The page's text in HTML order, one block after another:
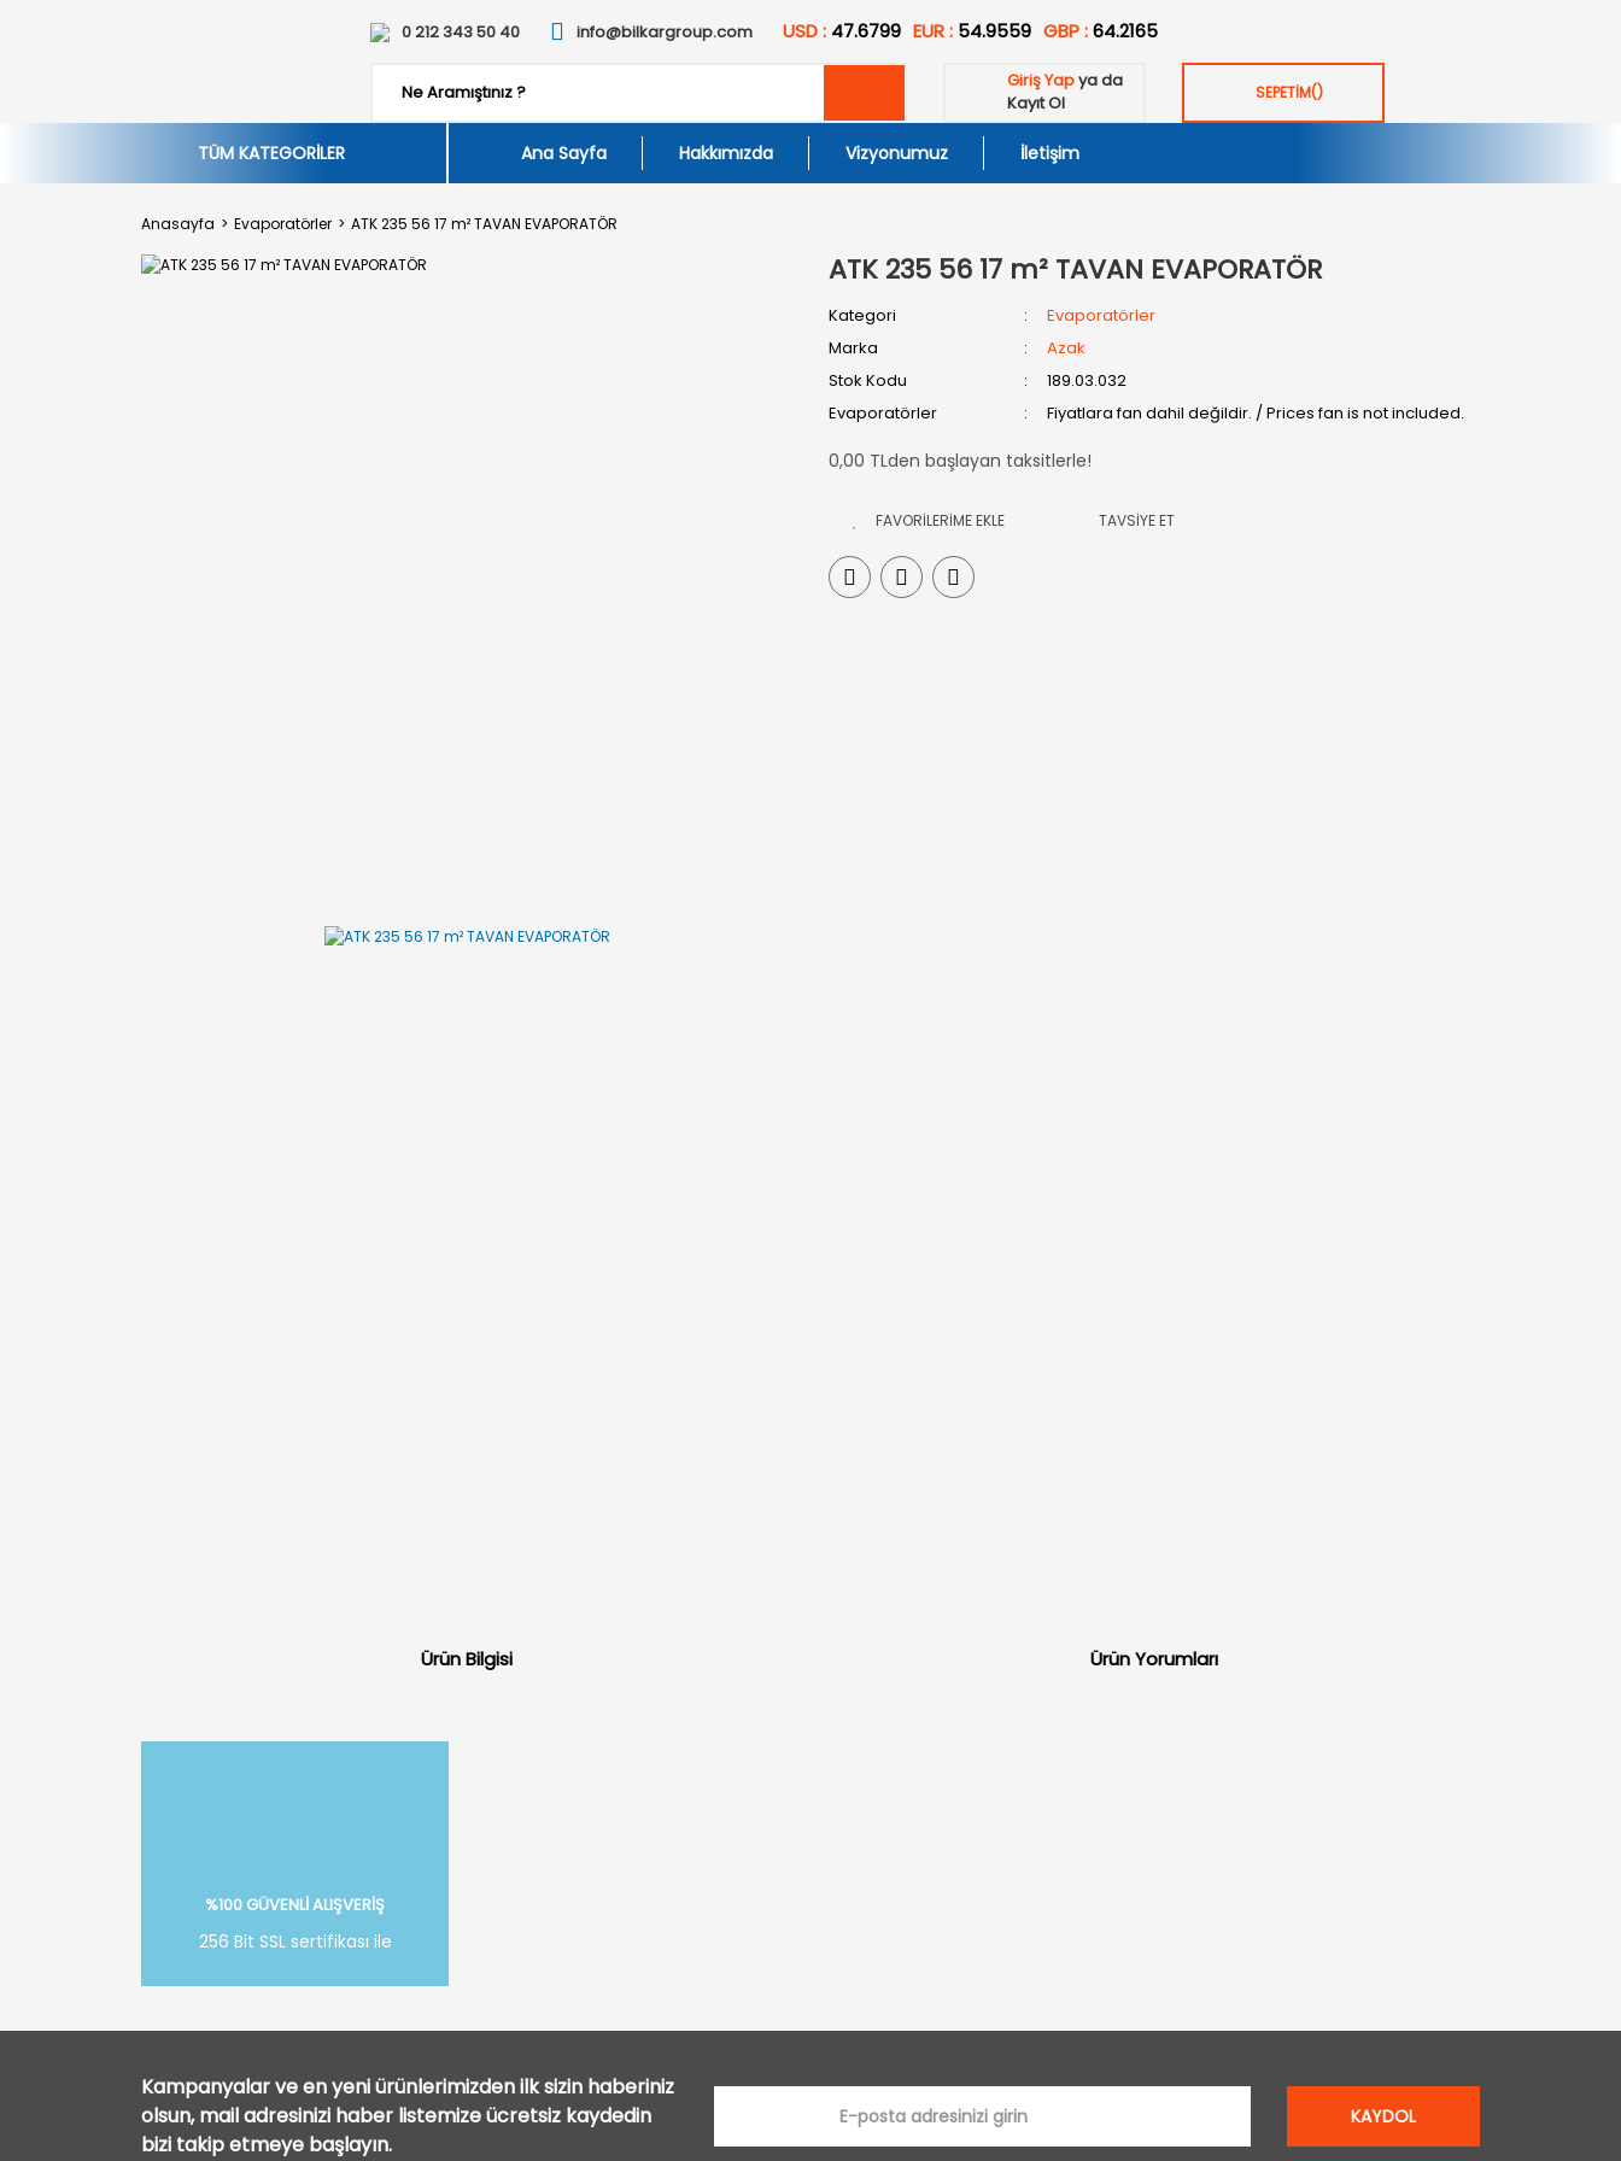
0 212 343 50 40 info@bilkargroup.com USD : 47.6799 EUR : 54.9559 GBP :64.2165
Giriş Yapya da
Kayıt Ol
SEPETİM()
TÜM KATEGORİLER Ana Sayfa Hakkımızda Vizyonumuz İletişim
Anasayfa Evaporatörler ATK 235 56 17 m² TAVAN EVAPORATÖR
ATK 235 56 17 m² TAVAN EVAPORATÖR
Kategori
Evaporatörler
Marka
Azak
Stok Kodu
189.03.032
Evaporatörler
Fiyatlara fan dahil değildir. / Prices fan is not included.
0,00 TLden başlayan taksitlerle!
TAVSİYE ET
Ürün Bilgisi Ürün Yorumları
%100 GÜVENLİ ALIŞVERİŞ
256 Bit SSL sertifikası ile
Kampanyalar ve en yeni ürünlerimizden ilk sizin haberiniz
olsun, mail adresinizi haber listemize ücretsiz kaydedin
bizi takip etmeye başlayın.
KAYDOL